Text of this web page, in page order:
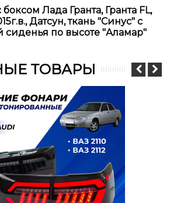
Лада Гранта, Гранта FL,
Датсун, ткань "Синус" с
сиденья по высоте "Аламар"
ТОВАРЫ